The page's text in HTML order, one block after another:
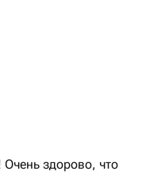
здорово, что